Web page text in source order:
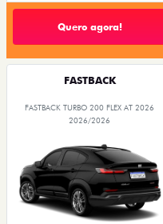
Quero agora!
FASTBACK
FASTBACK TURBO 200 FLEX AT 2026
2026/2026